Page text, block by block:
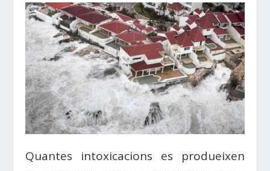
Quantes intoxicacions es produeixen